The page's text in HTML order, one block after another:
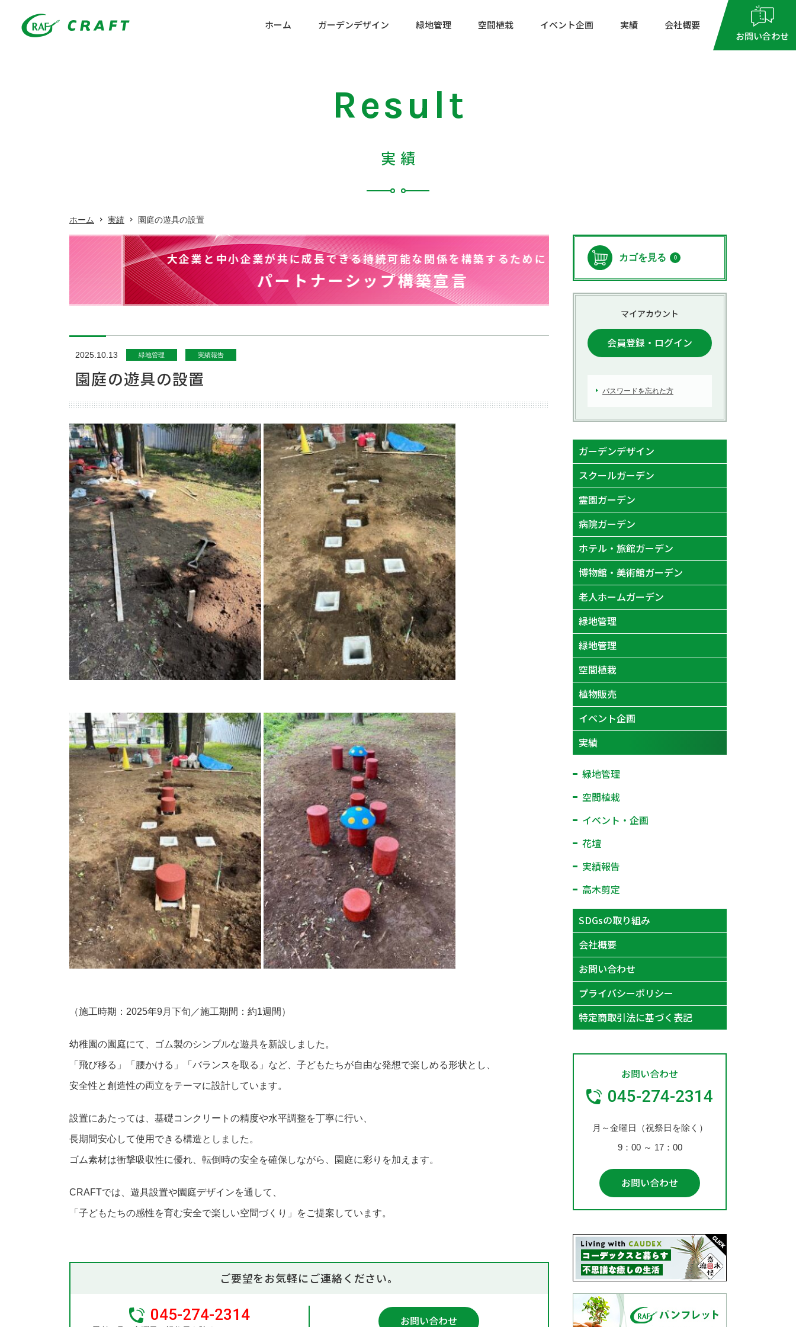
お問い合わせ
ホーム ガーデンデザイン 緑地管理 空間植栽 イベント企画 実績 会社概要
Result
実績
ホーム 実績 園庭の遊具の設置
大企業と中小企業が共に成長できる持続可能な関係を構築するために！
パートナーシップ構築宣言 初回のお見積も
2025.10.13 緑地管理 実績報告
園庭の遊具の設置
（施工時期：2025年9月下旬／施工期間：約1週間）
幼稚園の園庭にて、ゴム製のシンプルな遊具を新設しました。
「飛び移る」「腰かける」「バランスを取る」など、子どもたちが自由な発想で楽しめる形状とし、
安全性と創造性の両立をテーマに設計しています。
設置にあたっては、基礎コンクリートの精度や水平調整を丁寧に行い、
長期間安心して使用できる構造としました。
ゴム素材は衝撃吸収性に優れ、転倒時の安全を確保しながら、園庭に彩りを加えます。
CRAFTでは、遊具設置や園庭デザインを通して、
「子どもたちの感性を育む安全で楽しい空間づくり」をご提案しています。
ご要望をお気軽にご連絡ください。
045-274-2314 お問い合わせ
カゴを見る 0
マイアカウント
会員登録・ログイン
パスワードを忘れた方
ガーデンデザイン
スクールガーデン
霊園ガーデン
病院ガーデン
ホテル・旅館ガーデン
博物館・美術館ガーデン
老人ホームガーデン
緑地管理
緑地管理
空間植栽
植物販売
イベント企画
実績
緑地管理
空間植栽
イベント・企画
花壇
実績報告
高木剪定
SDGsの取り組み
会社概要
お問い合わせ
プライバシーポリシー
特定商取引法に基づく表記
お問い合わせ
045-274-2314
月～金曜日（祝祭日を除く）
9：00～ 17：00
お問い合わせ